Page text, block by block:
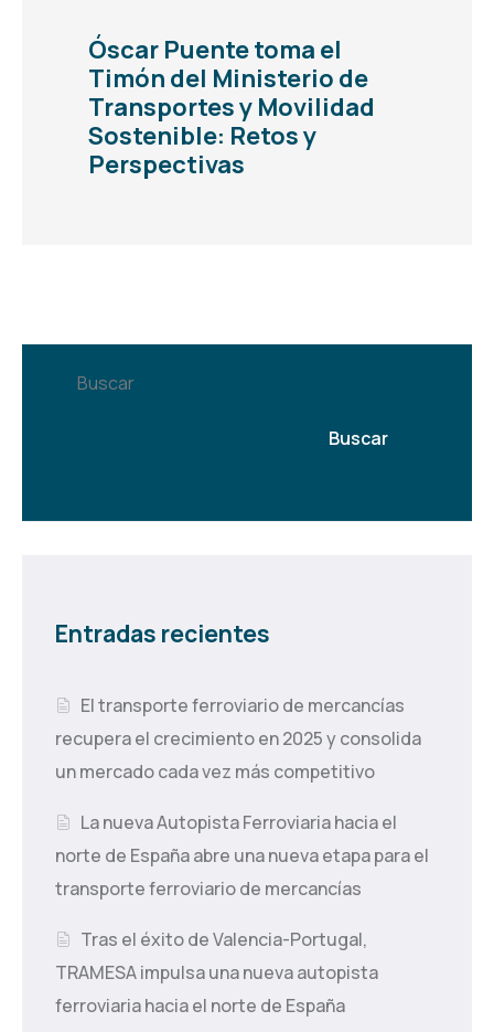
Óscar Puente toma el
Timón del Ministerio de
Transportes y Movilidad
Sostenible: Retos y
Perspectivas
Buscar
Buscar
Entradas recientes
El transporte ferroviario de mercancías
recupera el crecimiento en 2025 y consolida
un mercado cada vez más competitivo
La nueva Autopista Ferroviaria hacia el
norte de España abre una nueva etapa para el
transporte ferroviario de mercancías
Tras el éxito de Valencia-Portugal,
TRAMESA impulsa una nueva autopista
ferroviaria hacia el norte de España